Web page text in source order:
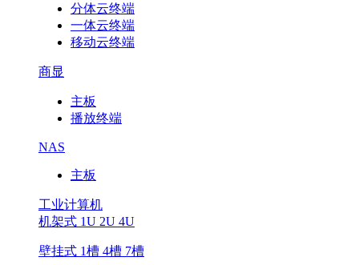
分体云终端
一体云终端
移动云终端
商显
主板
播放终端
NAS
主板
工业计算机
机架式 1U 2U 4U
壁挂式 1槽 4槽 7槽